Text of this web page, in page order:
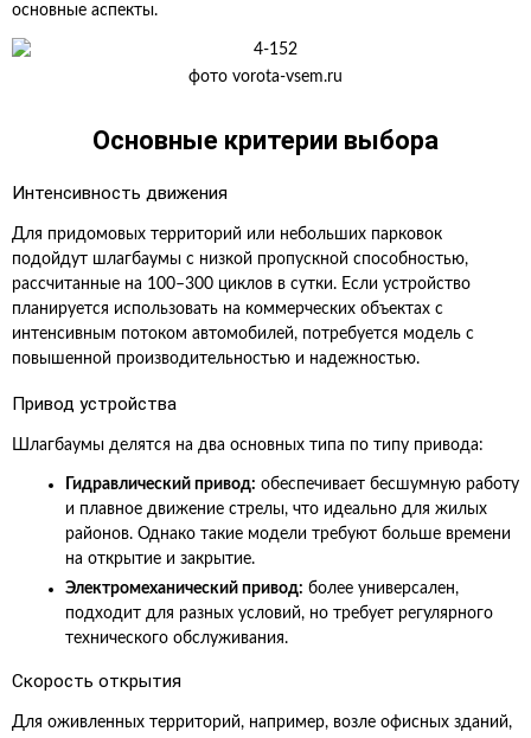
основные аспекты.
фото vorota-vsem.ru
Основные критерии выбора
Интенсивность движения
Для придомовых территорий или небольших парковок
подойдут шлагбаумы с низкой пропускной способностью,
рассчитанные на 100–300 циклов в сутки. Если устройство
планируется использовать на коммерческих объектах с
интенсивным потоком автомобилей, потребуется модель с
повышенной производительностью и надежностью.
Привод устройства
Шлагбаумы делятся на два основных типа по типу привода:
Гидравлический привод: обеспечивает бесшумную работу
и плавное движение стрелы, что идеально для жилых
районов. Однако такие модели требуют больше времени
на открытие и закрытие.
Электромеханический привод: более универсален,
подходит для разных условий, но требует регулярного
технического обслуживания.
Скорость открытия
Для оживленных территорий, например, возле офисных зданий,